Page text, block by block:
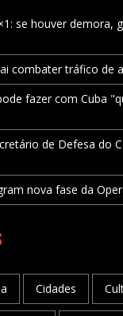
se houver demora,
combater tráfico de
fazer com Cuba
de Defesa do
nova fase da
Cidades